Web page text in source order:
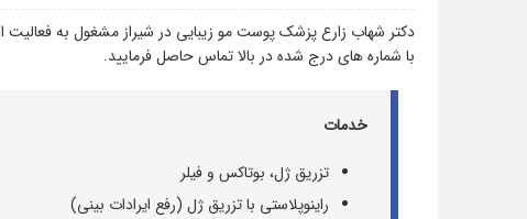
دکتر شهاب زارع پزشک پوست مو زیبایی در شیراز مشغول به فعالیت
با شماره های درج شده در بالا تماس حاصل فرمایید.
خدمات
تزریق ژل، بوتاکس و فیلر
راینوپلاستی با تزریق ژل (رفع ایرادات بینی)